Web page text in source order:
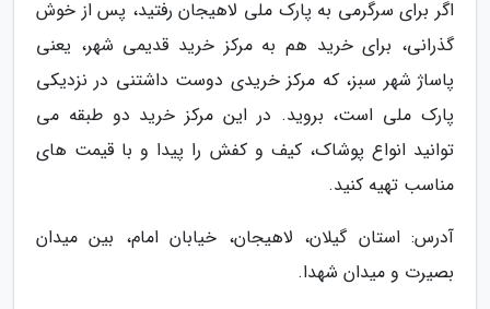
اگر برای سرگرمی به پارک ملی لاهیجان رفتید، پس از خوش
گذرانی، برای خرید هم به مرکز خرید قدیمی شهر، یعنی
پاساژ شهر سبز، که مرکز خریدی دوست داشتنی در نزدیکی
پارک ملی است، بروید. در این مرکز خرید دو طبقه می
توانید انواع پوشاک، کیف و کفش را پیدا و با قیمت های
مناسب تهیه کنید.
آدرس: استان گیلان، لاهیجان، خیابان امام، بین میدان
بصیرت و میدان شهدا.